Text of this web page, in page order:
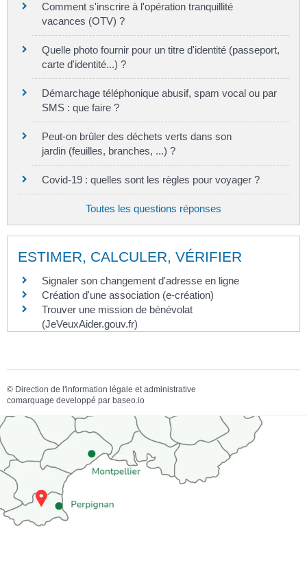
Comment s'inscrire à l'opération tranquillité
vacances (OTV) ?
Quelle photo fournir pour un titre d'identité (passeport,
carte d'identité...) ?
Démarchage téléphonique abusif, spam vocal ou par
SMS : que faire ?
Peut-on brûler des déchets verts dans son
jardin (feuilles, branches, ...) ?
Covid-19 : quelles sont les règles pour voyager ?
Toutes les questions réponses
ESTIMER, CALCULER, VÉRIFIER
Signaler son changement d'adresse en ligne
Création d'une association (e-création)
Trouver une mission de bénévolat
(JeVeuxAider.gouv.fr)
© Direction de l'information légale et administrative
comarquage developpé par baseo.io